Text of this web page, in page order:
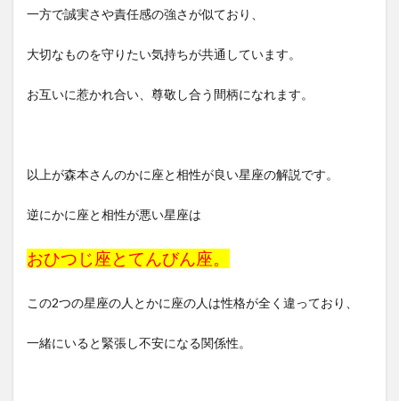
一方で誠実さや責任感の強さが似ており、
大切なものを守りたい気持ちが共通しています。
お互いに惹かれ合い、尊敬し合う間柄になれます。
以上が森本さんのかに座と相性が良い星座の解説です。
逆にかに座と相性が悪い星座は
おひつじ座とてんびん座。
この2つの星座の人とかに座の人は性格が全く違っており、
一緒にいると緊張し不安になる関係性。